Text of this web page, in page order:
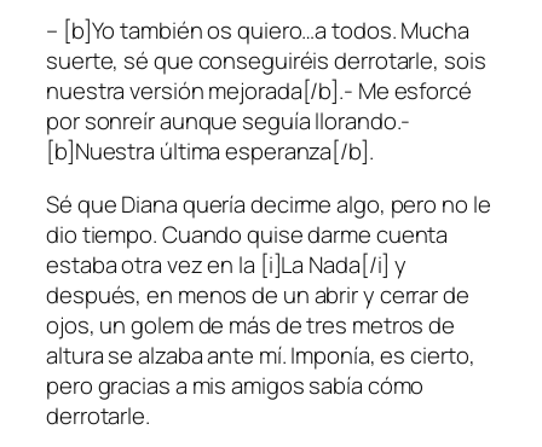
– [b]Yo también os quiero…a todos. Mucha
suerte, sé que conseguiréis derrotarle, sois
nuestra versión mejorada[/b].- Me esforcé
por sonreír aunque seguía llorando.-
[b]Nuestra última esperanza[/b].
Sé que Diana quería decirme algo, pero no le
dio tiempo. Cuando quise darme cuenta
estaba otra vez en la [i]La Nada[/i] y
después, en menos de un abrir y cerrar de
ojos, un golem de más de tres metros de
altura se alzaba ante mí. Imponía, es cierto,
pero gracias a mis amigos sabía cómo
derrotarle.